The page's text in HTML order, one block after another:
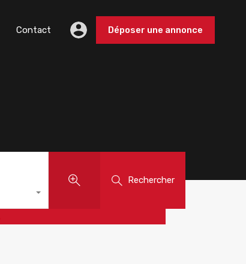
Contact Déposer une annonce
Rechercher